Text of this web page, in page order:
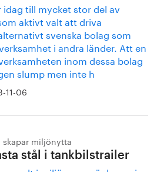
till mycket stor del av
aktivt valt att driva
svenska bolag som
i andra länder. Att en
inom dessa bolag
slump men inte h
11-06
skapar miljönytta
stål i tankbilstrailer